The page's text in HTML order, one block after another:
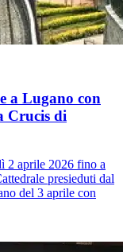
a Lugano con
Crucis di
2 aprile 2026 fino a
presieduti dal
del 3 aprile con